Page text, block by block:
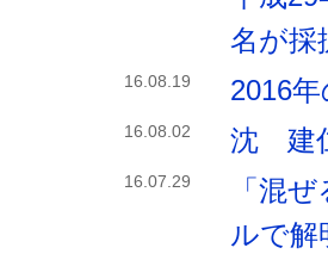
名が採
16.08.19 2016
16.08.02 沈 建
16.07.29
「混
ルで解